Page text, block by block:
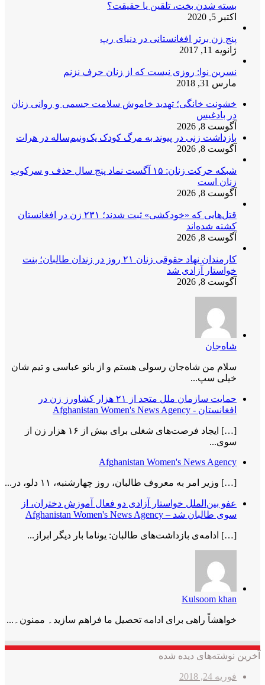
بسته شدن بخت، تلقین یا حقیقت؟
اکتبر 5, 2020
پنج زن برتر افغانستانی در دنیای رپ
ژانویه 11, 2017
نسرین نوا: روزی نیست که از زنان حرف نزنم
مارس 31, 2018
خشونت خانگی؛ تهدید خاموش سلامت جسمی و روانی زنان
در بادغیس
آگوست 8, 2026
بازداشت زنی در پیوند به مرگ کودک یک‌ونیم‌ساله در هرات
آگوست 8, 2026
شبکه حرکت زنان: ۱۵ آگست نماد پنج سال حذف و سرکوب
زنان است
آگوست 8, 2026
قتل‌هایی که «خودکشی» ثبت شدند؛ ۲۳۱ زن در افغانستان
کشته شده‌اند
آگوست 8, 2026
کارمندان نهاد حقوقی زنان ۲۱ روز در زندان طالبان؛ بنت
خواستار آزادی شد
آگوست 8, 2026
شاه‌جان
سلام من شاه‌جان رسولی هستم و از بانو عباسی و تیم شان
خیلی سپ...
حمایت سازمان ملل متحد از ۲۱ هزار کشاورز زن در
افغانستان - Afghanistan Women's News Agency
[…] ایجاد فرصت‌های شغلی برای بیش از ۱۶ هزار زن از
سوی...
Afghanistan Women's News Agency
[…] وزیر امر به معروف طالبان، روز چهارشنبه، ۱۱ دلو، در...
عفو بین‌الملل خواستار آزادی دو فعال آموزش دختران، از
سوی طالبان شد – Afghanistan Women's News Agency
[…] ادامه‌ی بازداشت‌های طالبان: یوناما بار دیگر ابراز...
Kulsoom khan
خواھشاً راھی برای ادامه تحصیل ما فراھم سازید۔ ممنون۔...
آخرین نوشته‌های دیده شده
فوریه 24, 2018